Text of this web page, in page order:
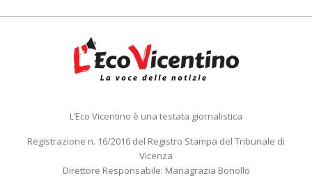
L’Eco Vicentino è una testata giornalistica
Registrazione n. 16/2016 del Registro Stampa del Tribunale di
Vicenza
Direttore Responsabile: Mariagrazia Bonollo